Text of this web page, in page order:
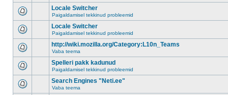
Locale Switcher
Paigaldamisel tekkinud probleemid
Locale Switcher
Paigaldamisel tekkinud probleemid
http://wiki.mozilla.org/Category:L10n_Teams
Vaba teema
Spelleri pakk kadunud
Paigaldamisel tekkinud probleemid
Search Engines "Neti.ee"
Vaba teema